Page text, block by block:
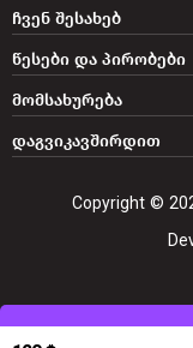
დაგვიკავშირდით
ჩვენ შესახებ
წესები და პირობები
მომსახურება
Copyright ©